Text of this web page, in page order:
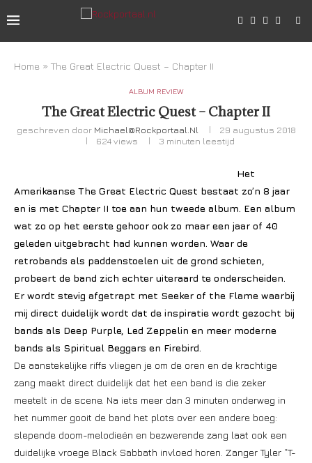
Home » The Great Electric Quest – Chapter II
ALBUM REVIEW
The Great Electric Quest – Chapter II
geschreven door Michael@rockportaal.nl
29 augustus 2018
624views 3 minuten leestijd
Het
Amerikaanse The Great Electric Quest bestaat zo’n 8 jaar
en is met Chapter II toe aan hun tweede album. Een album
wat zo op het eerste gehoor ook zo maar een jaar of 40
geleden uitgebracht had kunnen worden. Waar de
retrobands als paddenstoelen uit de grond schieten,
probeert de band zich echter uiteraard te onderscheiden.
Er wordt stevig afgetrapt met Seeker of the Flame waarbij
mij direct duidelijk wordt dat de inspiratie wordt gezocht bij
bands als Deep Purple, Led Zeppelin en meer moderne
bands als Spiritual Beggars en Firebird.
De aanstekelijke riffs vliegen je om de oren en de krachtige
zang maakt direct duidelijk dat het een band is die zeker
meetelt in de scene. Na iets meer dan 3 minuten onderweg in
het nummer gooit de band het plots over een andere boeg:
slepende doom-melodieën en bezwerende zang laat ook een
duidelijke vroege Black Sabbath invloed horen. Zanger Tyler “T-